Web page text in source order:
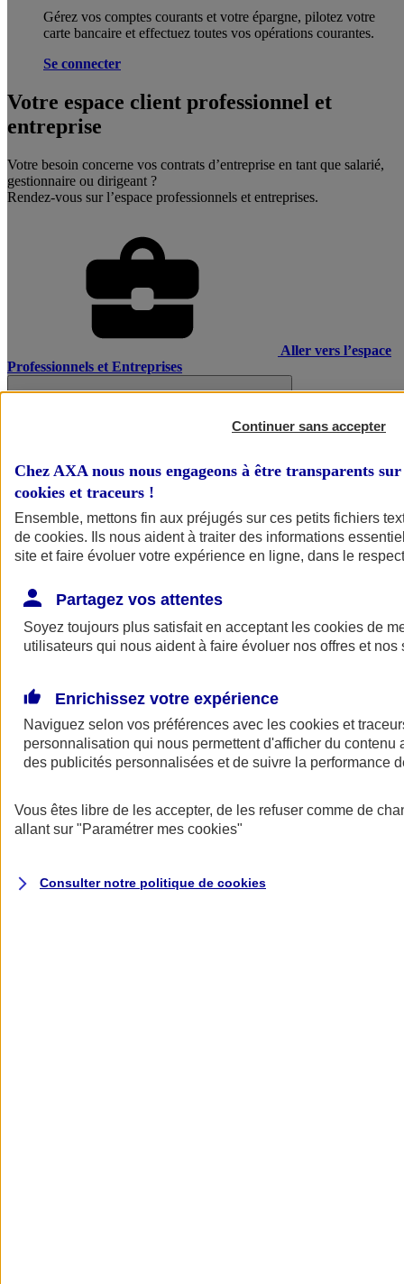
Gérez vos comptes courants et votre épargne, pilotez votre
carte bancaire et effectuez toutes vos opérations courantes.
Se connecter
Votre espace client professionnel et
entreprise
Votre besoin concerne vos contrats d’entreprise en tant que salarié,
gestionnaire ou dirigeant ?
Rendez-vous sur l’espace professionnels et entreprises.
Aller vers l’espace
Professionnels et Entreprises
AXA Assurance
Continuer sans accepter
Chez AXA nous nous engageons à être transparents
cookies et traceurs !
Ensemble, mettons fin aux préjugés sur ces petits fichiers
de cookies. Ils nous aident à traiter des informations
site et faire évoluer votre expérience en ligne, dans le
Partagez vos attentes
Soyez toujours plus satisfait en acceptant les cookies de
utilisateurs qui nous aident à faire évoluer nos offres et nos
Enrichissez votre expérience
Naviguez selon vos préférences avec les cookies et
personnalisation qui nous permettent d'afficher du contenu
des publicités personnalisées et de suivre la performance
Vous êtes libre de les accepter, de les refuser comme de
allant sur "Paramétrer mes cookies"
Consulter notre politique de cookies